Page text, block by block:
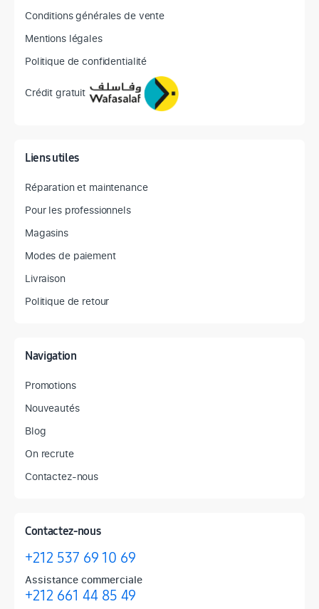
Conditions générales de vente
Mentions légales
Politique de confidentialité
Crédit gratuit
Liens utiles
Réparation et maintenance
Pour les professionnels
Magasins
Modes de paiement
Livraison
Politique de retour
Navigation
Promotions
Nouveautés
Blog
On recrute
Contactez-nous
Contactez-nous
+212 537 69 10 69
Assistance commerciale
+212 661 44 85 49